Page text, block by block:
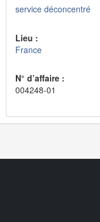
service déconcentré
Lieu :
France
N° d’affaire :
004248-01